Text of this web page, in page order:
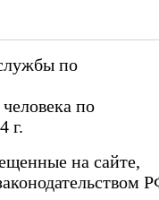
по
по
г.
на сайте,